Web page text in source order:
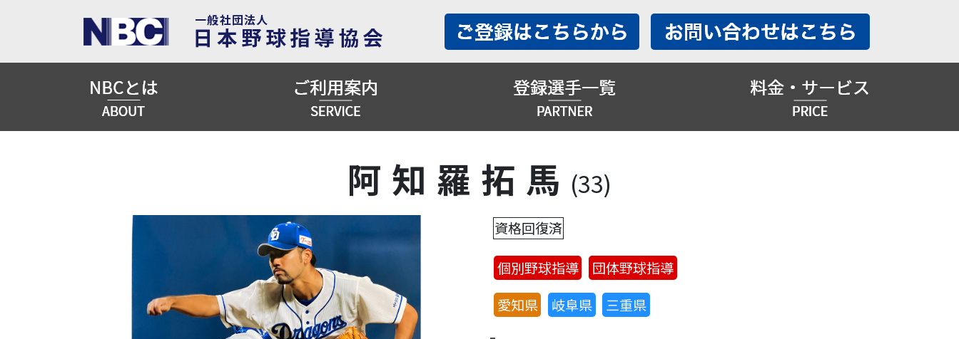
阿知羅拓馬 (33)
資格回復済
個別野球指導
団体野球指導
愛知県
岐阜県 三重県